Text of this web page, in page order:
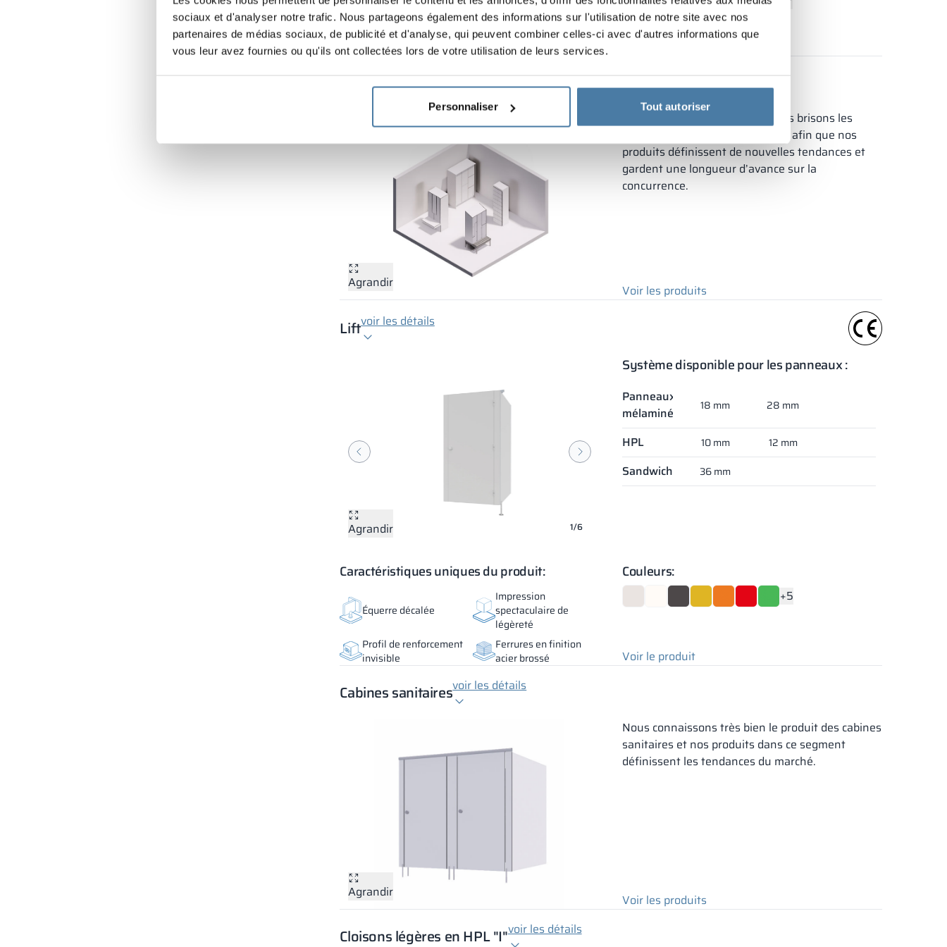
sociaux et d'analyser notre trafic. Nous partageons également des informations sur l'utilisation de notre site avec nos
partenaires de médias sociaux, de publicité et d'analyse, qui peuvent combiner celles-ci avec d'autres informations que
vous leur avez fournies ou qu'ils ont collectées lors de votre utilisation de leurs services.
Personnaliser Tout autoriser
Construction modulaire
REUSE
Solution brevetée
Produit assemblé, prêt
à l’emploi
Casiersvoir les détails
Agrandir
En concevant nos armoires, nous brisons les
schémas établis. Nous innovons afin que nos
produits définissent de nouvelles tendances et
gardent une longueur d’avance sur la
concurrence.
Voir les produits
Liftvoir les détails
1/6
Agrandir
Agrandir
Agrandir
Agrandir
Agrandir
Agrandir
Système disponible pour les panneaux :
Panneaux
mélaminés
18 mm 28 mm
HPL 10 mm 12 mm
Sandwich 36 mm
Caractéristiques uniques du produit:
Équerre décalée
Impression
spectaculaire de
légèreté
Profil de renforcement
invisible
Ferrures en finition
acier brossé
Couleurs:
+5
Voir le produit
Cabines sanitairesvoir les détails
Agrandir
Nous connaissons très bien le produit des cabines
sanitaires et nos produits dans ce segment
définissent les tendances du marché.
Voir les produits
Cloisons légères en HPL "I"voir les détails